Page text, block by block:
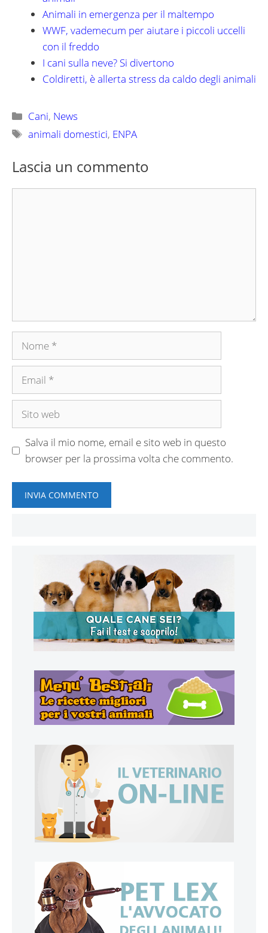
Animali in emergenza per il maltempo
WWF, vademecum per aiutare i piccoli uccelli
con il freddo
I cani sulla neve? Si divertono
Coldiretti, è allerta stress da caldo degli animali
Categorie
Cani, News
Tag
animali domestici, ENPA
Lascia un commento
Nome
Email
Sito
Salva il mio nome, email e sito web in questo
browser per la prossima volta che commento.